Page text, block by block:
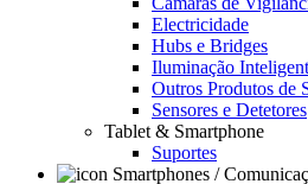
Electricidade
Hubs e Bridges
Iluminação
Outros Produtos de
Sensores e Detetores
Tablet & Smartphone
Suportes